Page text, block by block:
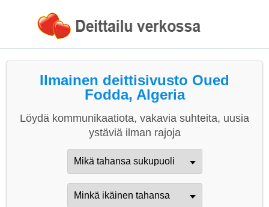
Ilmainen deittisivusto Oued
Fodda, Algeria
Löydä kommunikaatiota, vakavia suhteita, uusia
ystäviä ilman rajoja